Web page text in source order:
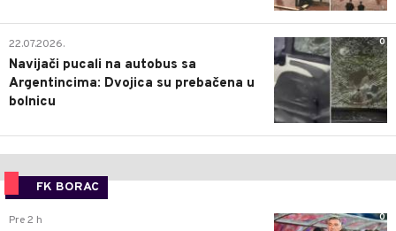
0
22.07.2026.
Navijači pucali na autobus sa
Argentincima: Dvojica su prebačena u
bolnicu
FK BORAC
0
Pre 2 h